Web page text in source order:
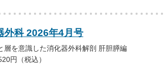
外科 2026年4月号
層を意識した消化器外科解剖 肝胆膵編
円（税込）